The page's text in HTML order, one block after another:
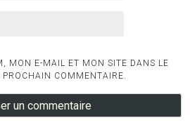
MON E-MAIL ET MON SITE DANS LE
COMMENTAIRE.